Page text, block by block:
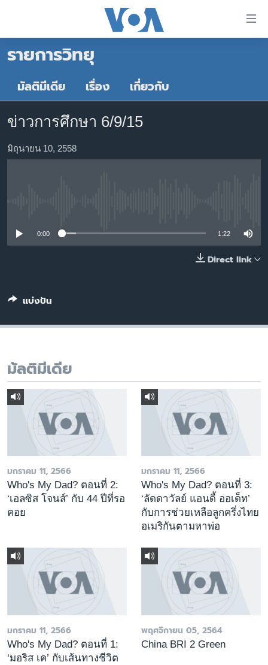
ต่อ
เนื้อหา
หลัก
ข้าม
ไป
หน้า
การ
ค้นหา
หน้าหลัก
โลก
เอเชีย
สหรัฐฯ
ไทย
ไลฟ์สไตล์
พอดคาสต์
เลือกภาษา
รายการวิทยุ
มัลติมีเดีย เรื่อง เกี่ยวกับ
ข่าวการศึกษา 6/9/15
มิถุนายน 10, 2558
0:00 1:22
Direct link
แบ่งปัน
มัลติมีเดีย
มกราคม 11, 2566
Who's My Dad? ตอนที่ 2:
‘เอลซิส โจนส์’ กับ 44 ปีที่รอ
คอย
มกราคม 11, 2566
Who's My Dad? ตอนที่ 3:
‘ลัดดาวัลย์ แอนดี้ ออเด็ท’
กับการช่วยเหลือลูกครึ่งไทย
อเมริกันตามหาพ่อ
มกราคม 11, 2566
Who's My Dad? ตอนที่ 1:
‘มอริส เค’ กับเส้นทางชีวิต
พฤศจิกายน 05, 2564
China BRI 2 Green